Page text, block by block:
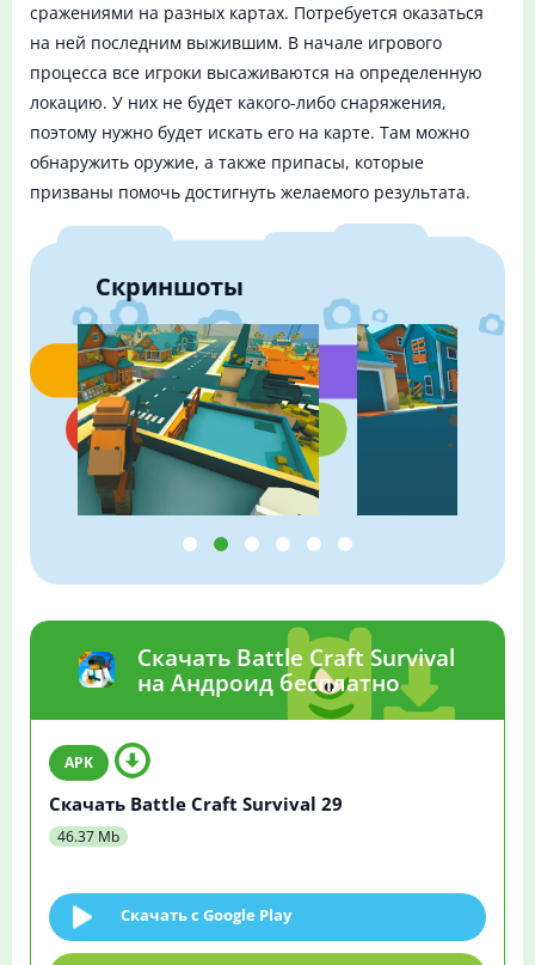
сражениями на разных картах. Потребуется оказаться
на ней последним выжившим. В начале игрового
процесса все игроки высаживаются на определенную
локацию. У них не будет какого-либо снаряжения,
поэтому нужно будет искать его на карте. Там можно
обнаружить оружие, а также припасы, которые
призваны помочь достигнуть желаемого результата.
Скриншоты
Скачать Battle Craft Survival
на Андроид бесплатно
Скачать Battle Craft Survival 29
46.37 Mb
Скачать c Google Play